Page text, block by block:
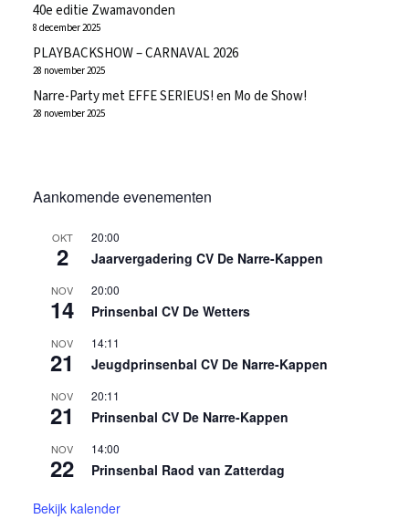
40e editie Zwamavonden
8 december 2025
PLAYBACKSHOW – CARNAVAL 2026
28 november 2025
Narre-Party met EFFE SERIEUS! en Mo de Show!
28 november 2025
Aankomende evenementen
OKT
2
20:00
Jaarvergadering CV De Narre-Kappen
NOV
14
20:00
Prinsenbal CV De Wetters
NOV
21
14:11
Jeugdprinsenbal CV De Narre-Kappen
NOV
21
20:11
Prinsenbal CV De Narre-Kappen
NOV
22
14:00
Prinsenbal Raod van Zatterdag
Bekijk kalender